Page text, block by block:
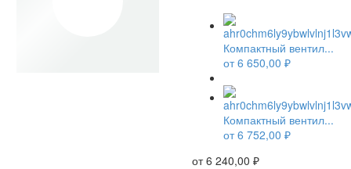
Компактный вентил...
от6 650,00 ₽
Компактный вентил...
от6 752,00 ₽
от6 240,00 ₽